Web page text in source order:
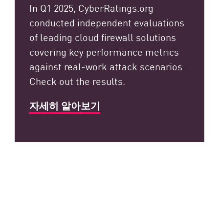
In Q1 2025, CyberRatings.org
conducted independent evaluations
of leading cloud firewall solutions
covering key performance metrics
against real-work attack scenarios.
Check out the results.
자세히 알아보기